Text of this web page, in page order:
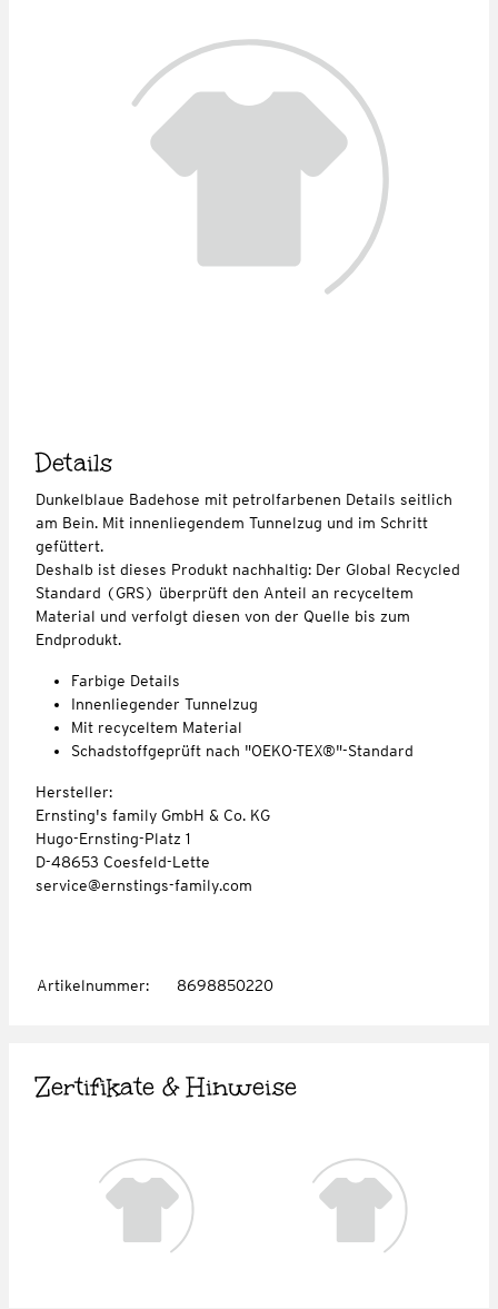
Details
Dunkelblaue Badehose mit petrolfarbenen Details seitlich
am Bein. Mit innenliegendem Tunnelzug und im Schritt
gefüttert.
Deshalb ist dieses Produkt nachhaltig: Der Global Recycled
Standard (GRS) überprüft den Anteil an recyceltem
Material und verfolgt diesen von der Quelle bis zum
Endprodukt.
Farbige Details
Innenliegender Tunnelzug
Mit recyceltem Material
Schadstoffgeprüft nach "OEKO-TEX®"-Standard
Hersteller:
Ernsting's family GmbH & Co. KG
Hugo-Ernsting-Platz 1
D-48653 Coesfeld-Lette
service@ernstings-family.com
Artikelnummer: 8698850220
Zertifikate & Hinweise